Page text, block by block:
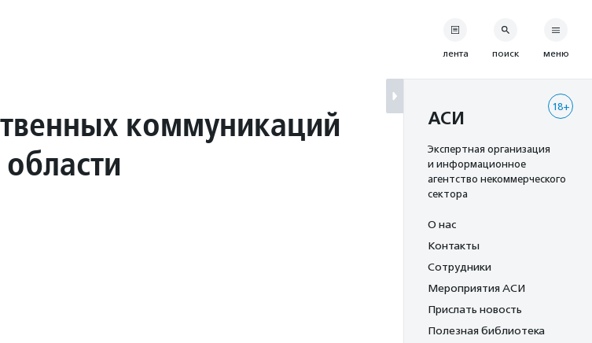
коммуникаций
лента поиск меню
18+
АСИ
Экспертная организация
и информационное
агентство некоммерческого
сектора
О нас
Контакты
Сотрудники
Мероприятия АСИ
Прислать новость
Полезная библиотека